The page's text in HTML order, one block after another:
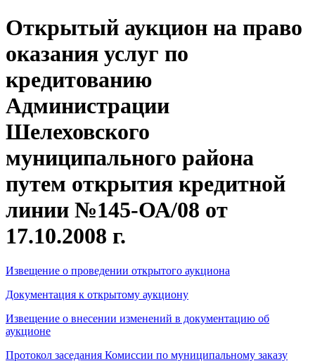
Открытый аукцион на право
оказания услуг по
кредитованию
Администрации
Шелеховского
муниципального района
путем открытия кредитной
линии №145-ОА/08 от
17.10.2008 г.
Извещение о проведении открытого аукциона
Документация к открытому аукциону
Извещение о внесении изменений в документацию об
аукционе
Протокол заседания Комиссии по муниципальному заказу